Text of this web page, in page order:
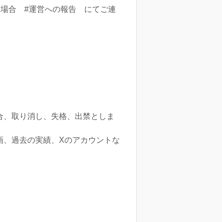
場合 #運営への報告 にてご連
取り消し、失格、出禁としま
過去の実績、Xのアカウントな